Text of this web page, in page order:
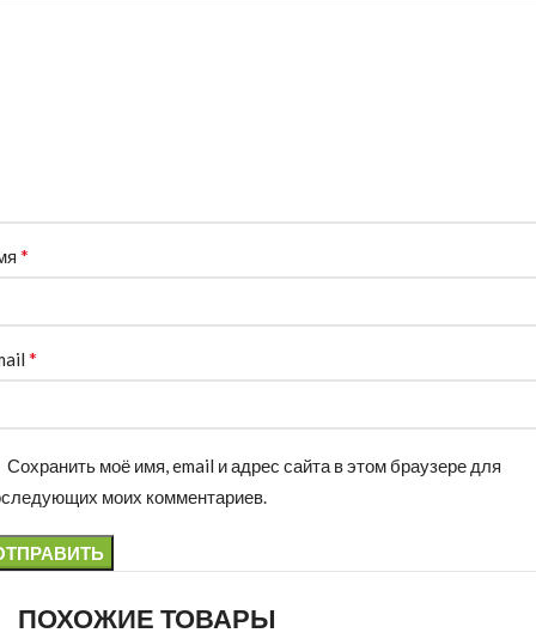
*
*
Сохранить моё имя, email и адрес сайта в этом браузере для
моих комментариев.
ПОХОЖИЕ ТОВАРЫ